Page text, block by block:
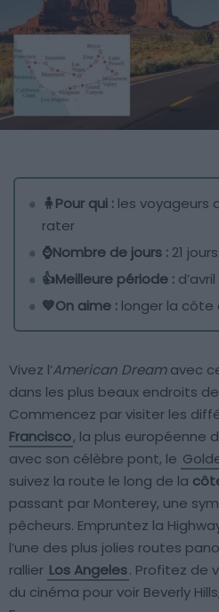
🧍Pour qui : les voyageurs
rater
⌚Nombre de jours : 21 jours
👍Meilleure période :
💙On aime : longer la côte
Vivez l’American Dreamavec
dans les plus beaux endroits
Commencez par visiter les
Francisco, la plus européenne
avec son célèbre pont, le
suivez la route le long de la
passant par Monterey, une
pêcheurs. Empruntez la
l’une des plus jolies routes
rallier Los Angeles. Profitez de
du cinéma pour voir Beverly